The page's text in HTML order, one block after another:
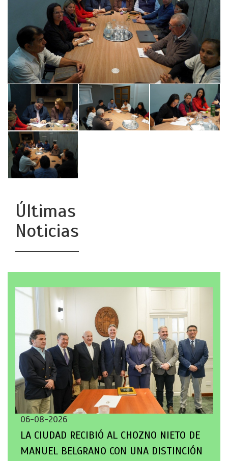
Últimas
Noticias
06-08-2026
LA CIUDAD RECIBIÓ AL CHOZNO NIETO DE
MANUEL BELGRANO CON UNA DISTINCIÓN